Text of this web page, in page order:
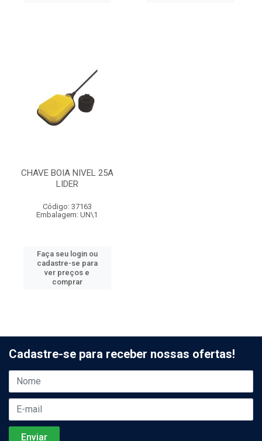
CHAVE BOIA NIVEL 25A
LIDER
Código: 37163
Embalagem: UN\1
Faça seu login ou
cadastre-se para
ver preços e
comprar
Cadastre-se para receber nossas ofertas!